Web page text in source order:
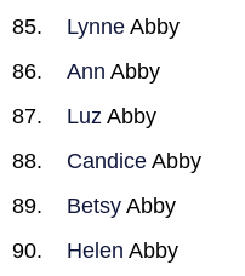
Lynne Abby
Ann Abby
Luz Abby
Candice Abby
Betsy Abby
Helen Abby